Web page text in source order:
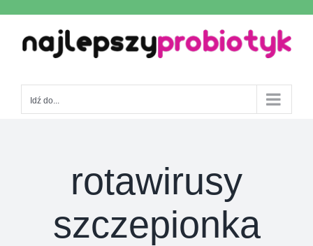
content
Idź do...
rotawirusy
szczepionka